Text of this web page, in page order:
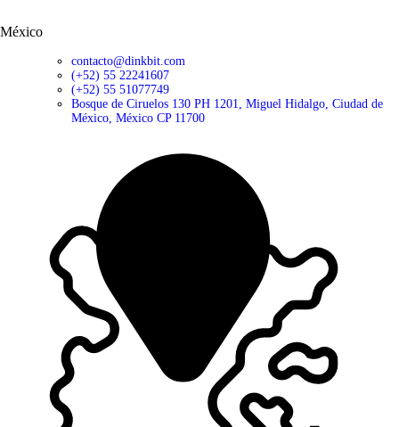
México
contacto@dinkbit.com
(+52) 55 22241607
(+52) 55 51077749
Bosque de Ciruelos 130 PH 1201, Miguel Hidalgo, Ciudad de
México, México CP 11700